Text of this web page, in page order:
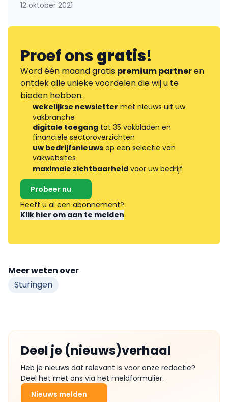
12 oktober 2021
Proef onsgratis!
Word één maand gratis premium partneren
ontdek alle unieke voordelen die wij u te
bieden hebben.
wekelijkse newsletter met nieuws uit uw
vakbranche
digitale toegang tot 35 vakbladen en
financiële sectoroverzichten
uw bedrijfsnieuws op een selectie van
vakwebsites
maximale zichtbaarheid voor uw bedrijf
Probeer nu
Heeft u al een abonnement?
Klik hier om aan te melden
Meer weten over
Sturingen
Deel je (nieuws)verhaal
Heb je nieuws dat relevant is voor onze redactie?
Deel het met ons via het meldformulier.
Nieuws melden